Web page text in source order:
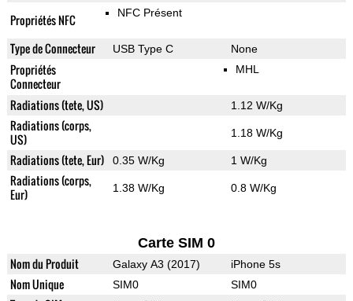
Propriétés NFC NFC Présent
Type de Connecteur USB Type C None
Propriétés
Connecteur
MHL
Radiations (tete, US) 1.12 W/Kg
Radiations (corps,
US)
1.18 W/Kg
Radiations (tete, Eur) 0.35 W/Kg 1 W/Kg
Radiations (corps,
Eur)
1.38 W/Kg 0.8 W/Kg
Carte SIM 0
Nom du Produit Galaxy A3 (2017) iPhone 5s
Nom Unique SIM0 SIM0